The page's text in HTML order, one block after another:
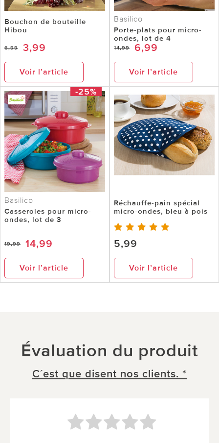
Bouchon de bouteille
Hibou
6,99 3,99
Voir l’article
Basilico
Porte-plats pour micro-
ondes, lot de 4
14,99 6,99
Voir l’article
-25%
Basilico
Casseroles pour micro-
ondes, lot de 3
19,99 14,99
Voir l’article
Réchauffe-pain spécial
micro-ondes, bleu à pois
5,99
Voir l’article
Évaluation du produit
C´est que disent nos clients. *